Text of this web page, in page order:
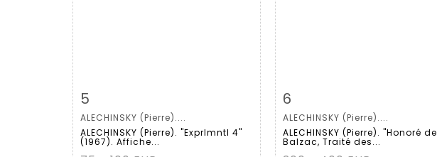
Fiche détaillée
5
ALECHINSKY (Pierre)....
ALECHINSKY (Pierre). "Exprlmntl 4"
(1967). Affiche...
Fiche détaillée
6
ALECHINSKY (Pierre)....
ALECHINSKY (Pierre). "Honoré de
Balzac, Traité des...